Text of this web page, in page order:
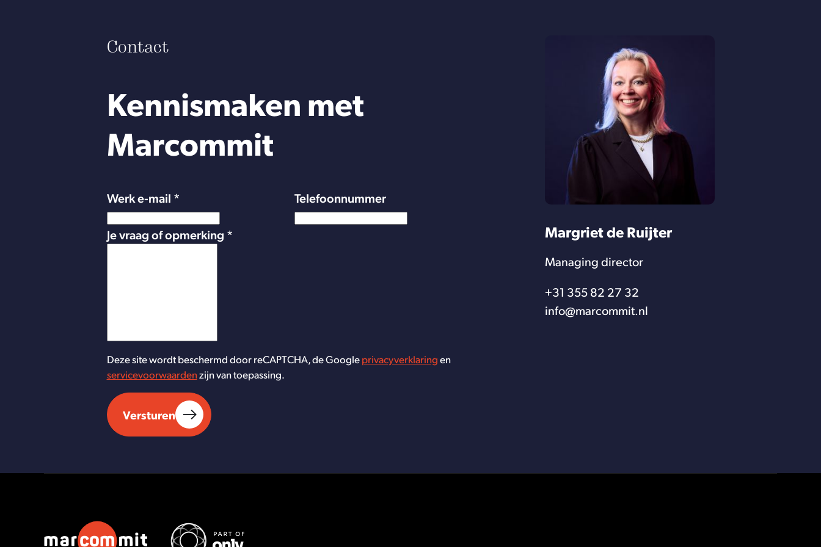
Contact
Kennismaken met
Marcommit
Werk e-mail * Telefoonnummer
Je vraag of opmerking *
Deze site wordt beschermd door reCAPTCHA, de Googleprivacyverklaringen
servicevoorwaardenzijn van toepassing.
Versturen
Margriet de Ruijter
Managing director
+31 355 82 27 32
info@marcommit.nl